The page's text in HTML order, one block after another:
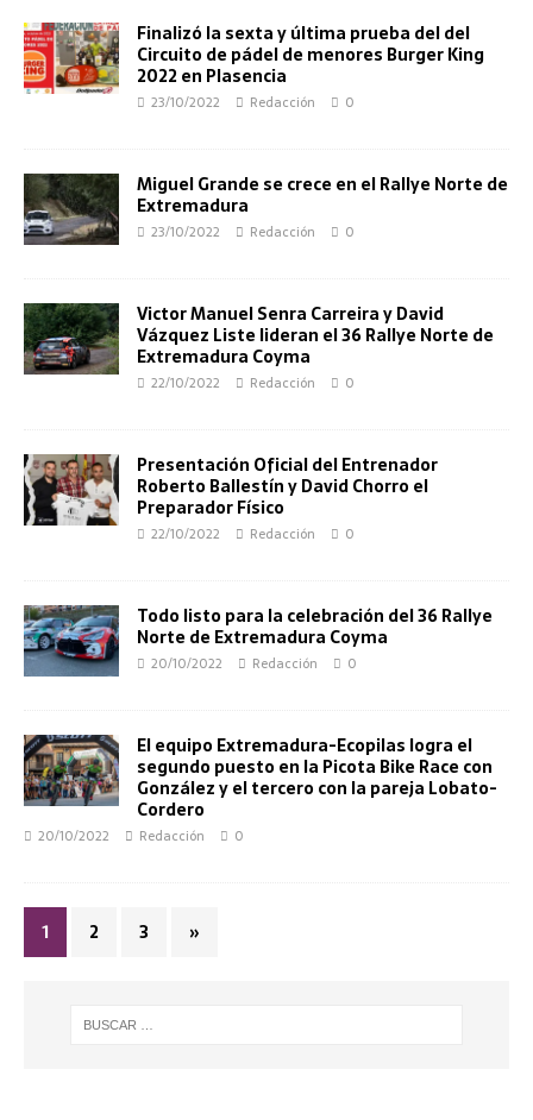
Finalizó la sexta y última prueba del del
Circuito de pádel de menores Burger King
2022 en Plasencia
23/10/2022 Redacción 0
Miguel Grande se crece en el Rallye Norte de
Extremadura
23/10/2022 Redacción 0
Victor Manuel Senra Carreira y David
Vázquez Liste lideran el 36 Rallye Norte de
Extremadura Coyma
22/10/2022 Redacción 0
Presentación Oficial del Entrenador
Roberto Ballestín y David Chorro el
Preparador Físico
22/10/2022 Redacción 0
Todo listo para la celebración del 36 Rallye
Norte de Extremadura Coyma
20/10/2022 Redacción 0
El equipo Extremadura-Ecopilas logra el
segundo puesto en la Picota Bike Race con
González y el tercero con la pareja Lobato-
Cordero
20/10/2022 Redacción 0
1 2 3 »